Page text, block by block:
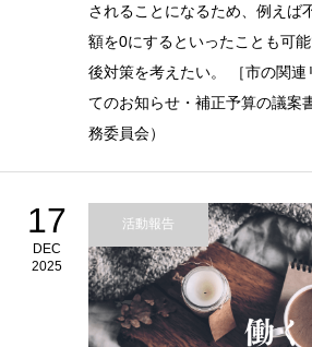
されることになるため、例えば
額を0にするといったことも可
後対策を考えたい。 ［市の関
てのお知らせ・補正予算の議案
務委員会）
17
DEC
2025
活動報告